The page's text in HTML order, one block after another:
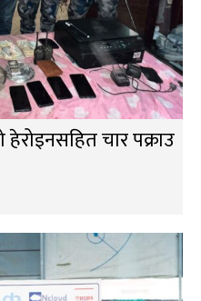
चार पक्राउ